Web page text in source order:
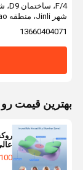
شهر Jinli، منطقه Gaoyao، شهر Zhaoqing، 529159
13660404071
بهترين قيمت رو